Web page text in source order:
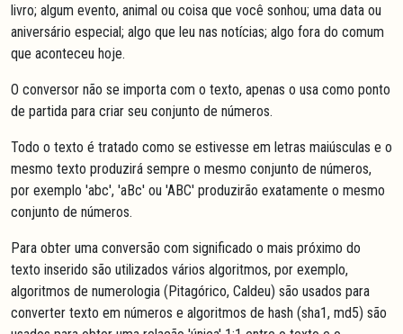
livro; algum evento, animal ou coisa que você sonhou; uma data ou
aniversário especial; algo que leu nas notícias; algo fora do comum
que aconteceu hoje.
O conversor não se importa com o texto, apenas o usa como ponto
de partida para criar seu conjunto de números.
Todo o texto é tratado como se estivesse em letras maiúsculas e o
mesmo texto produzirá sempre o mesmo conjunto de números,
por exemplo 'abc', 'aBc' ou 'ABC' produzirão exatamente o mesmo
conjunto de números.
Para obter uma conversão com significado o mais próximo do
texto inserido são utilizados vários algoritmos, por exemplo,
algoritmos de numerologia (Pitagórico, Caldeu) são usados para
converter texto em números e algoritmos de hash (sha1, md5) são